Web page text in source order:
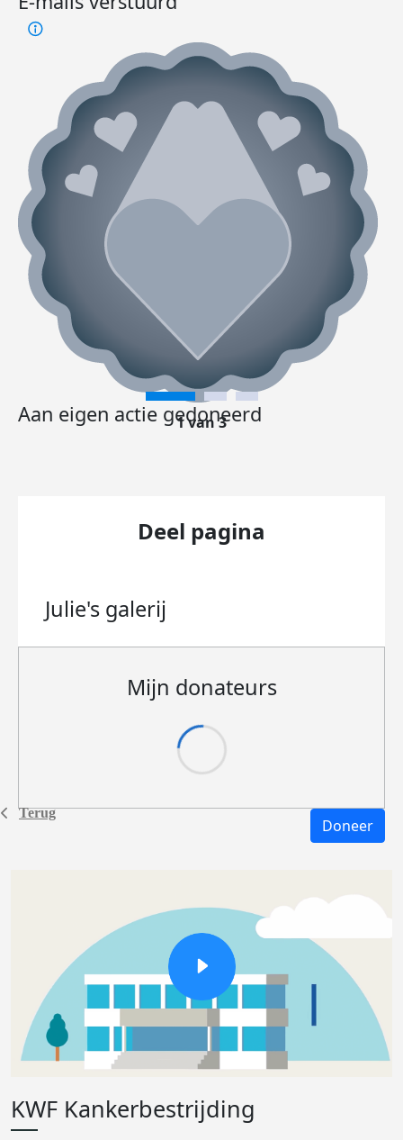
Terug
Aan eigen actie gedoneerd
1 van 3
Deel pagina
Julie's galerij
Mijn donateurs
Doneer
KWF Kankerbestrijding